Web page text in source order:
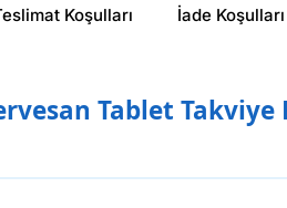
Koşulları İade Koşulları
Tablet Takviye